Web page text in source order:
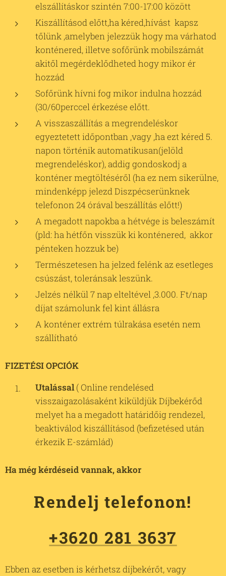
elszállításkor szintén 7:00-17:00 között
Kiszállításod előtt,ha kéred,hívást kapsz
tőlünk ,amelyben jelezzük hogy ma várhatod
konténered, illetve sofőrünk mobilszámát
akitől megérdeklődheted hogy mikor ér
hozzád
Sofőrünk hívni fog mikor indulna hozzád
(30/60perccel érkezése előtt.
A visszaszállítás a megrendeléskor
egyeztetett időpontban ,vagy ,ha ezt kéred 5.
napon történik automatikusan(jelöld
megrendeléskor), addig gondoskodj a
konténer megtöltéséről (ha ez nem sikerülne,
mindenképp jelezd Diszpécserünknek
telefonon 24 órával beszállítás előtt!)
A megadott napokba a hétvége is beleszámít
(pld: ha hétfőn visszük ki konténered, akkor
pénteken hozzuk be)
Természetesen ha jelzed felénk az esetleges
csúszást, toleránsak leszünk.
Jelzés nélkül 7 nap elteltével ,3.000. Ft/nap
díjat számolunk fel kint állásra
A konténer extrém túlrakása esetén nem
szállítható
FIZETÉSI OPCIÓK
Utalással ( Online rendelésed
visszaigazolásaként kiküldjük Díjbekérőd
melyet ha a megadott határidőig rendezel,
beaktiválod kiszállításod (befizetésed után
érkezik E-számlád)
Ha még kérdéseid vannak, akkor
Rendelj telefonon!
+3620 281 3637
Ebben az esetben is kérhetsz díjbekérőt, vagy